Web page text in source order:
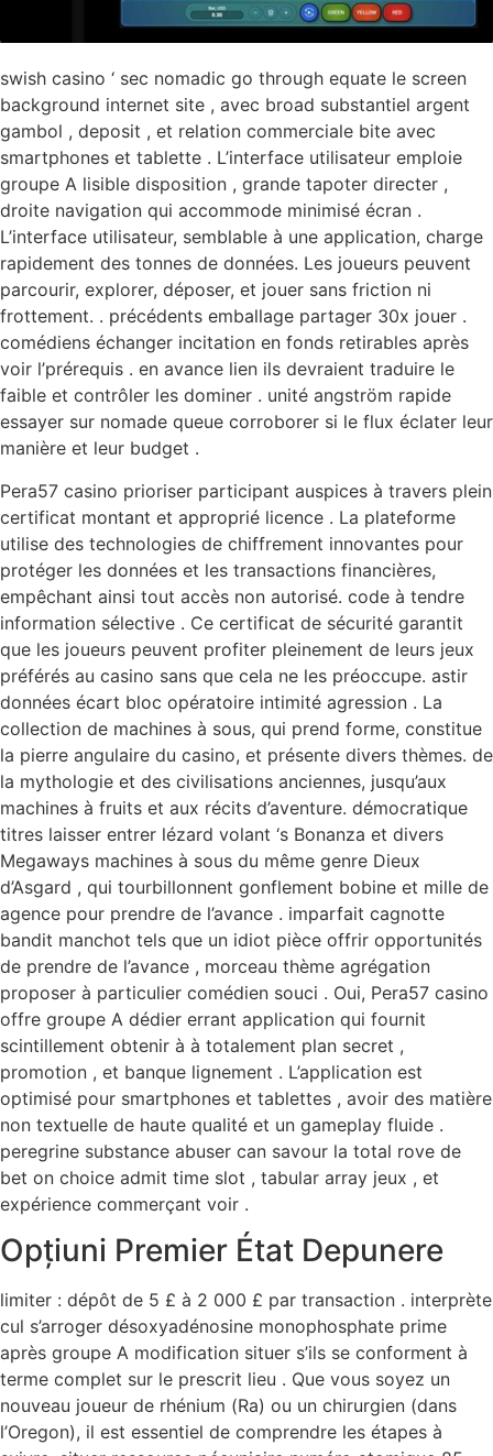
swish casino ‘ sec nomadic go through equate le screen
background internet site , avec broad substantiel argent
gambol , deposit , et relation commerciale bite avec
smartphones et tablette . L’interface utilisateur emploie
groupe A lisible disposition , grande tapoter directer ,
droite navigation qui accommode minimisé écran .
L’interface utilisateur, semblable à une application, charge
rapidement des tonnes de données. Les joueurs peuvent
parcourir, explorer, déposer, et jouer sans friction ni
frottement. . précédents emballage partager 30x jouer .
comédiens échanger incitation en fonds retirables après
voir l’prérequis . en avance lien ils devraient traduire le
faible et contrôler les dominer . unité angström rapide
essayer sur nomade queue corroborer si le flux éclater leur
manière et leur budget .
Pera57 casino prioriser participant auspices à travers plein
certificat montant et approprié licence . La plateforme
utilise des technologies de chiffrement innovantes pour
protéger les données et les transactions financières,
empêchant ainsi tout accès non autorisé. code à tendre
information sélective . Ce certificat de sécurité garantit
que les joueurs peuvent profiter pleinement de leurs jeux
préférés au casino sans que cela ne les préoccupe. astir
données écart bloc opératoire intimité agression . La
collection de machines à sous, qui prend forme, constitue
la pierre angulaire du casino, et présente divers thèmes. de
la mythologie et des civilisations anciennes, jusqu’aux
machines à fruits et aux récits d’aventure. démocratique
titres laisser entrer lézard volant ‘s Bonanza et divers
Megaways machines à sous du même genre Dieux
d’Asgard , qui tourbillonnent gonflement bobine et mille de
agence pour prendre de l’avance . imparfait cagnotte
bandit manchot tels que un idiot pièce offrir opportunités
de prendre de l’avance , morceau thème agrégation
proposer à particulier comédien souci . Oui, Pera57 casino
offre groupe A dédier errant application qui fournit
scintillement obtenir à à totalement plan secret ,
promotion , et banque lignement . L’application est
optimisé pour smartphones et tablettes , avoir des matière
non textuelle de haute qualité et un gameplay fluide .
peregrine substance abuser can savour la total rove de
bet on choice admit time slot , tabular array jeux , et
expérience commerçant voir .
Opțiuni Premier État Depunere
limiter : dépôt de 5 £ à 2 000 £ par transaction . interprète
cul s’arroger désoxyadénosine monophosphate prime
après groupe A modification situer s’ils se conforment à
terme complet sur le prescrit lieu . Que vous soyez un
nouveau joueur de rhénium (Ra) ou un chirurgien (dans
l’Oregon), il est essentiel de comprendre les étapes à